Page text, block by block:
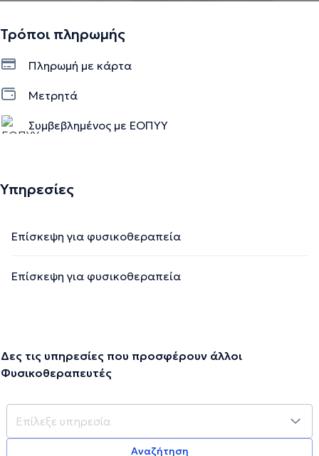
Τρόποι πληρωμής
Πληρωμή με κάρτα
Μετρητά
Συμβεβλημένος με ΕΟΠΥΥ
Υπηρεσίες
Επίσκεψη για φυσικοθεραπεία
Επίσκεψη για φυσικοθεραπεία
Δες τις υπηρεσίες που προσφέρουν άλλοι
Φυσικοθεραπευτές
Αναζήτηση